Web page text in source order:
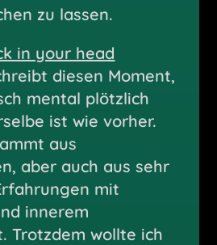
zu lassen.
in your head
diesen Moment,
mental plötzlich
ist wie vorher.
aus
aber auch aus sehr
mit
innerem
Trotzdem wollte ich